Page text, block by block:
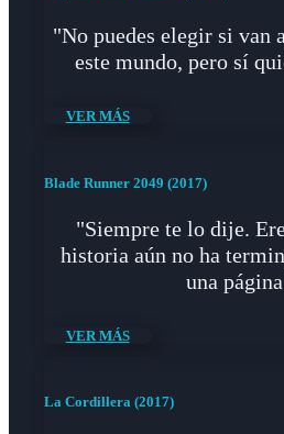
"No puedes elegir si van
este mundo, pero sí
VER MÁS
Blade Runner 2049 (2017)
"Siempre te lo dije.
historia aún no ha
una
VER MÁS
La Cordillera (2017)